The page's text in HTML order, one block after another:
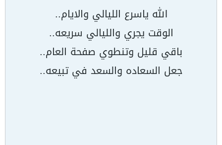
الله ياسرع الليالي والايام..
الوقت يجري والليالي سريعه..
باقي قليل وتنطوي صفحة العام..
جعل السعاده والسعد في تبيعه..